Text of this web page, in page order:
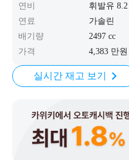
연비
휘발유
연료
가솔린
배기량
2497 cc
가격
4,383 만
실시간 재고 보기